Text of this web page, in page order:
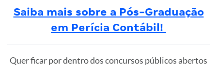
Saiba mais sobre a Pós-Graduação
em Perícia Contábil!
Quer ficar por dentro dos concursos públicos abertos